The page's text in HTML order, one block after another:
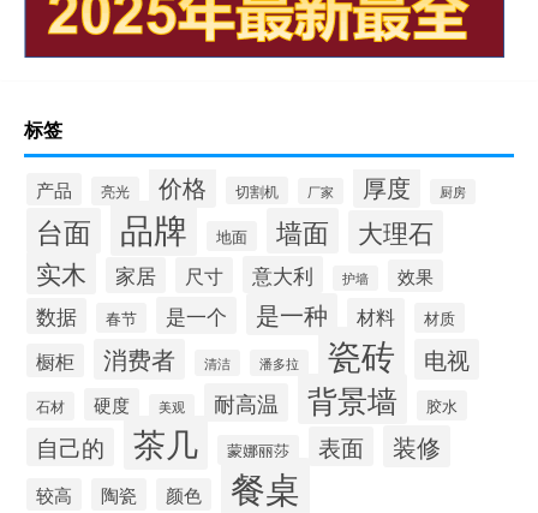
成都什么卫校
飞艇逃脱攻略14
岩板餐桌硬度多少
蜀山传奇宝石打法大全（蜀山传奇宝石打法）
标签
产品 亮光 价格 切割机 厂家 厚度 厨房
台面 品牌 地面 墙面
大理石
实木
家居 尺寸 意大利 护墙 效果
数据 春节 是一个 是一种 材料 材质
橱柜 消费者 清洁 潘多拉 瓷砖 电视
石材 硬度 美观 耐高温 背景墙 胶水
自己的 茶几 蒙娜丽莎 表面 装修
较高 陶瓷 颜色 餐桌